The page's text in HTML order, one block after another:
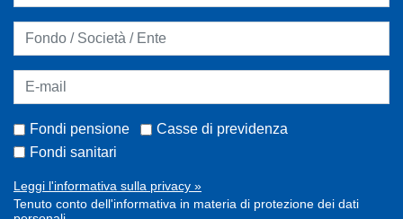
Fondi pensione
Casse di previdenza
Fondi sanitari
Leggi l'informativa sulla privacy »
Tenuto conto dell'informativa in materia di protezione dei dati